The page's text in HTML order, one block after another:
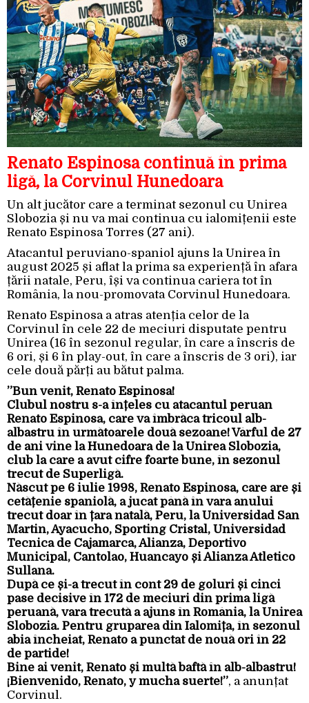
Renato Espinosa continuă în prima
ligă, la Corvinul Hunedoara
Un alt jucător care a terminat sezonul cu Unirea
Slobozia și nu va mai continua cu ialomițenii este
Renato Espinosa Torres (27 ani).
Atacantul peruviano-spaniol ajuns la Unirea în
august 2025 și aflat la prima sa experiență în afara
țării natale, Peru, își va continua cariera tot în
România, la nou-promovata Corvinul Hunedoara.
Renato Espinosa a atras atenția celor de la
Corvinul în cele 22 de meciuri disputate pentru
Unirea (16 în sezonul regular, în care a înscris de
6 ori, și 6 în play-out, în care a înscris de 3 ori), iar
cele două părți au bătut palma.
”Bun venit, Renato Espinosa!
Clubul nostru s-a înțeles cu atacantul peruan
Renato Espinosa, care va îmbrăca tricoul alb-
albastru în următoarele două sezoane! Vârful de 27
de ani vine la Hunedoara de la Unirea Slobozia,
club la care a avut cifre foarte bune, în sezonul
trecut de Superligă.
Născut pe 6 iulie 1998, Renato Espinosa, care are și
cetățenie spaniolă, a jucat până în vara anului
trecut doar în țara natală, Peru, la Universidad San
Martin, Ayacucho, Sporting Cristal, Universidad
Tecnica de Cajamarca, Alianza, Deportivo
Municipal, Cantolao, Huancayo și Alianza Atletico
Sullana.
După ce și-a trecut în cont 29 de goluri și cinci
pase decisive în 172 de meciuri din prima ligă
peruană, vara trecută a ajuns în România, la Unirea
Slobozia. Pentru gruparea din Ialomița, în sezonul
abia încheiat, Renato a punctat de nouă ori în 22
de partide!
Bine ai venit, Renato și multă baftă în alb-albastru!
¡Bienvenido, Renato, y mucha suerte!”, a anunțat
Corvinul.